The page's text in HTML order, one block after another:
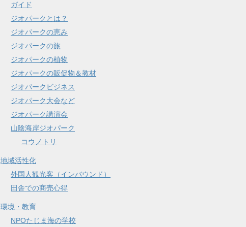
ガイド
ジオパークとは？
ジオパークの恵み
ジオパークの旅
ジオパークの植物
ジオパークの販促物＆教材
ジオパークビジネス
ジオパーク大会など
ジオパーク講演会
山陰海岸ジオパーク
コウノトリ
地域活性化
外国人観光客（インバウンド）
田舎での商売心得
環境・教育
NPOたじま海の学校